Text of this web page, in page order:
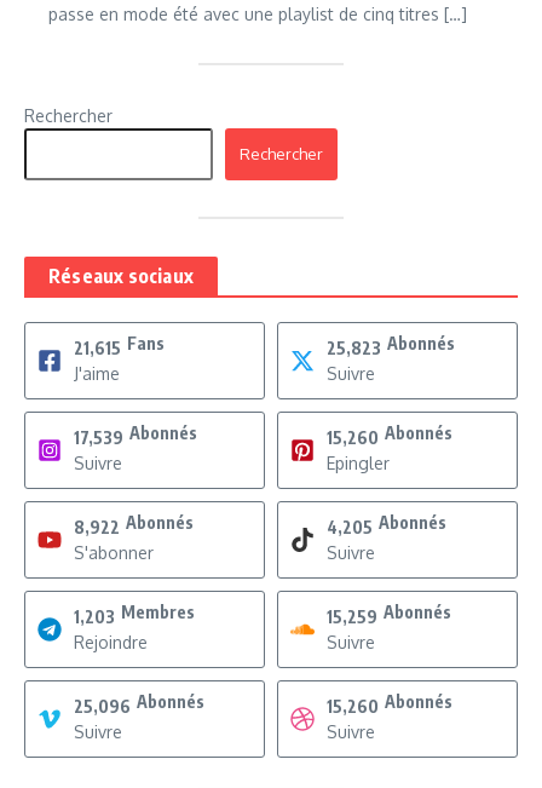
passe en mode été avec une playlist de cinq titres […]
Rechercher
Rechercher
Réseaux sociaux
21,615 Fans
J'aime
25,823 Abonnés
Suivre
17,539 Abonnés
Suivre
15,260 Abonnés
Epingler
8,922 Abonnés
S'abonner
4,205 Abonnés
Suivre
1,203 Membres
Rejoindre
15,259 Abonnés
Suivre
25,096 Abonnés
Suivre
15,260 Abonnés
Suivre